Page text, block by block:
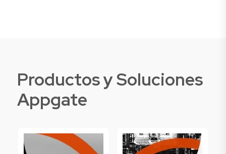
Productos y Soluciones
Appgate